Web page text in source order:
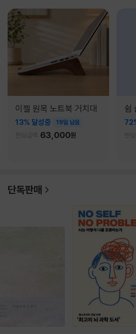
이젤 원목 노트북 거치대
13% 달성중 19일 남음
펀딩금액 63,000원
쉼
펀
단독판매